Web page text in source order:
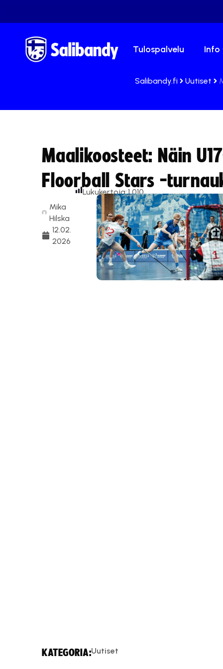
Tulospalvelu Info
Salibandy.fi Uutiset
Maalikoosteet: Näin
Floorball Stars -
Mika
Hilska
12.02.
2026
Lukukertoja:1 010
KATEGORIA:Uutiset